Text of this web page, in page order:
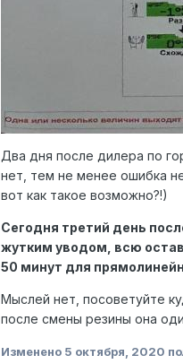
Два дня после дилера по
нет, тем не менее ошибка
вот как такое возможно?!)
Сегодня третий день
жутким уводом, всю
50 минут для
Мыслей нет, посоветуйте
после смены резины она
Изменено 5 октября, 2020